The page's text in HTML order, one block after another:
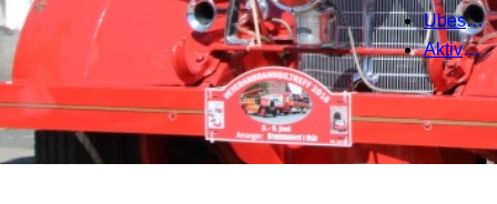
Ubesvarte innlegg
Aktive emner